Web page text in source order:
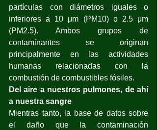
partículas con diámetros iguales o
inferiores a 10 μm (PM10) o 2.5 μm
(PM2.5). Ambos grupos de
contaminantes se originan
principalmente en las actividades
humanas relacionadas con la
combustión de combustibles fósiles.
Del aire a nuestros pulmones, de ahí
a nuestra sangre
Mientras tanto, la base de datos sobre
el daño que la contaminación